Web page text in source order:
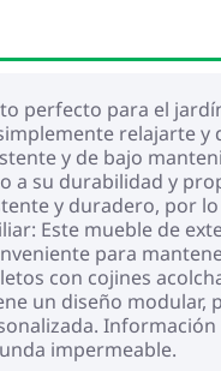
perfecto para el
relajarte
y de bajo
su durabilidad y
y duradero, por
Este mueble de
para
con cojines
un diseño
impermeable.